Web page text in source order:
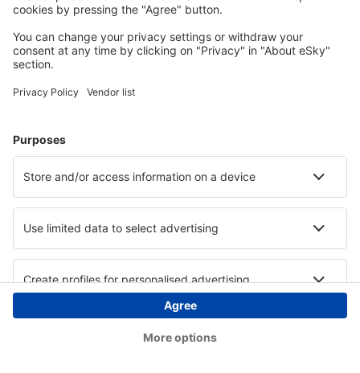
Copyright © eSky.at. Alle Rechte vorbehalten.